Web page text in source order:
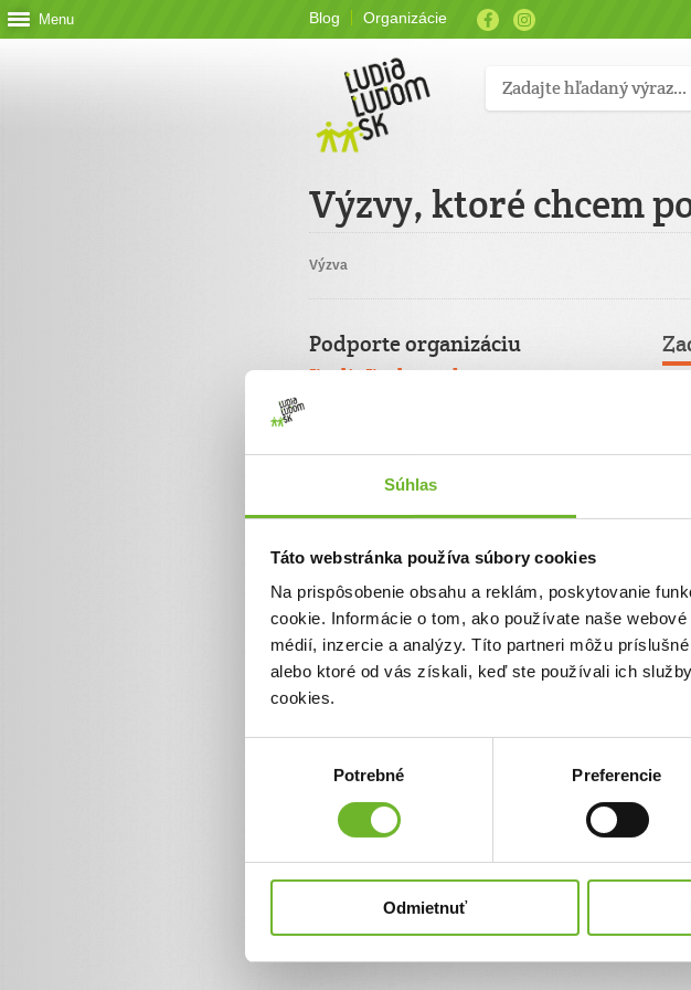
Súhlas
Táto webstránka používa súbory cookies
Na prispôsobenie obsahu a reklám, poskytovanie
cookie. Informácie o tom, ako používate naše
médií, inzercie a analýzy. Títo partneri môžu
alebo ktoré od vás získali, keď ste používali ich
cookies.
Potrebné Preferencie
Odmietnuť
Menu Blog Organizácie
Výzvy, ktoré chcem
Výzva
Podporte organizáciu
ĽudiaĽudom.sk
Celková suma
0 €